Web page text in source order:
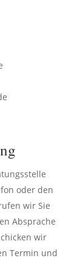
oder den
wir Sie
Absprache
wir
Termin und